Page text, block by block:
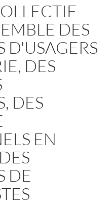
DES
D'USAGERS
DES
DES
EN
DE